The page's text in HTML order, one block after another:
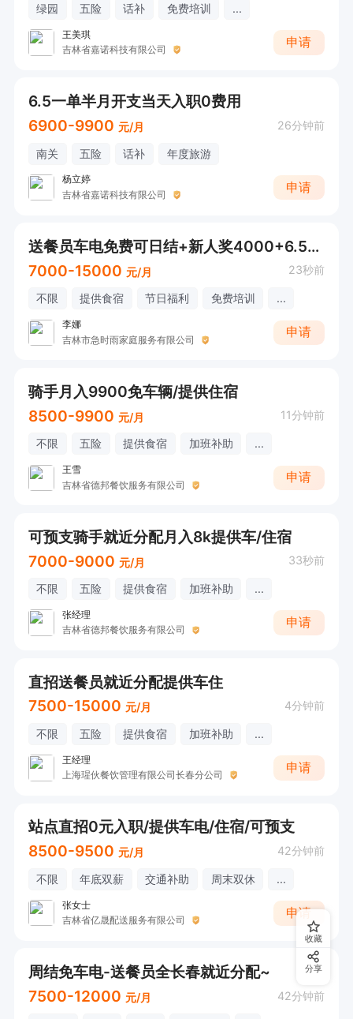
绿园 五险 话补 免费培训 ...
王美琪
吉林省嘉诺科技有限公司
申请
6.5一单半月开支当天入职0费用
6900-9900 元/月 26分钟前
南关 五险 话补 年度旅游
杨立婷
吉林省嘉诺科技有限公司
申请
送餐员车电免费可日结+新人奖4000+6.5平推单价
7000-15000 元/月 23秒前
不限 提供食宿 节日福利 免费培训 ...
李娜
吉林市急时雨家庭服务有限公司
申请
骑手月入9900免车辆/提供住宿
8500-9900 元/月 11分钟前
不限 五险 提供食宿 加班补助 ...
王雪
吉林省德邦餐饮服务有限公司
申请
可预支骑手就近分配月入8k提供车/住宿
7000-9000 元/月 33秒前
不限 五险 提供食宿 加班补助 ...
张经理
吉林省德邦餐饮服务有限公司
申请
直招送餐员就近分配提供车住
7500-15000 元/月 4分钟前
不限 五险 提供食宿 加班补助 ...
王经理
上海瑆伙餐饮管理有限公司长春分公司
申请
站点直招0元入职/提供车电/住宿/可预支
8500-9500 元/月 42分钟前
不限 年底双薪 交通补助 周末双休 ...
张女士
吉林省亿晟配送服务有限公司
申请
周结免车电-送餐员全长春就近分配~
7500-12000 元/月 42分钟前
收藏
分享